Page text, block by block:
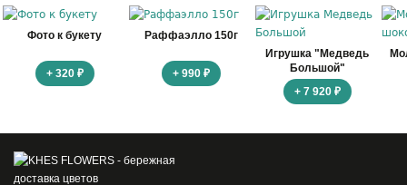
Фото к букету
+ 320 ₽
Раффаэлло 150г
+ 990 ₽
Игрушка "Медведь
Большой"
+ 7 920 ₽